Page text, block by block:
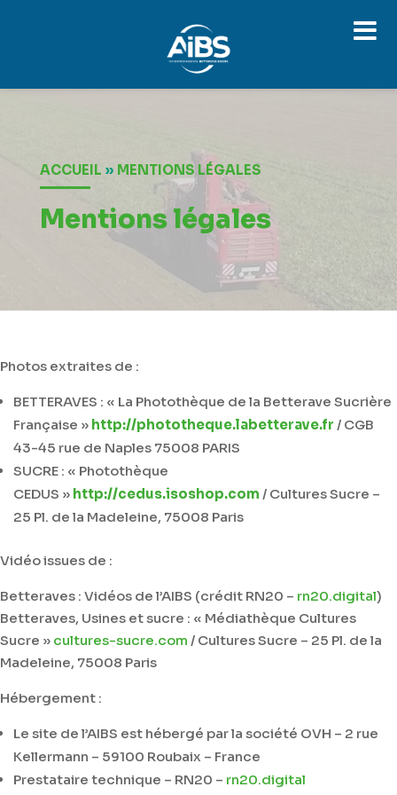
ACCUEIL » MENTIONS LÉGALES
Mentions légales
Photos extraites de :
BETTERAVES : « La Photothèque de la Betterave Sucrière
Française » http://phototheque.labetterave.fr / CGB
43-45 rue de Naples 75008 PARIS
SUCRE : « Photothèque
CEDUS » http://cedus.isoshop.com / Cultures Sucre –
25 Pl. de la Madeleine, 75008 Paris
Vidéo issues de :
Betteraves : Vidéos de l’AIBS (crédit RN20 – rn20.digital)
Betteraves, Usines et sucre : « Médiathèque Cultures
Sucre » cultures-sucre.com / Cultures Sucre – 25 Pl. de la
Madeleine, 75008 Paris
Hébergement :
Le site de l’AIBS est hébergé par la société OVH – 2 rue
Kellermann – 59100 Roubaix – France
Prestataire technique – RN20 – rn20.digital